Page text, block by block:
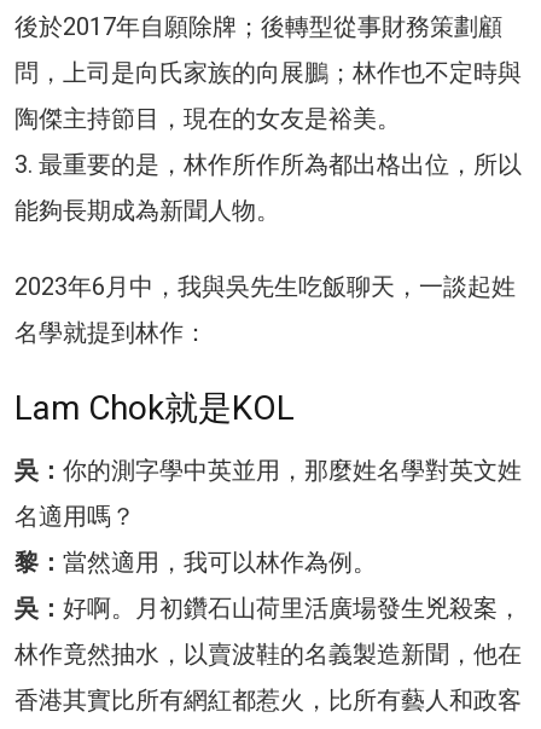
後於2017年自願除牌；後轉型從事財務策劃顧
問，上司是向氏家族的向展鵬；林作也不定時與
陶傑主持節目，現在的女友是裕美。
3. 最重要的是，林作所作所為都出格出位，所以
能夠長期成為新聞人物。
2023年6月中，我與吳先生吃飯聊天，一談起姓
名學就提到林作：
Lam Chok就是KOL
吳： 你的測字學中英並用，那麼姓名學對英文姓
名適用嗎？
黎： 當然適用，我可以林作為例。
吳： 好啊。月初鑽石山荷里活廣場發生兇殺案，
林作竟然抽水，以賣波鞋的名義製造新聞，他在
香港其實比所有網紅都惹火，比所有藝人和政客